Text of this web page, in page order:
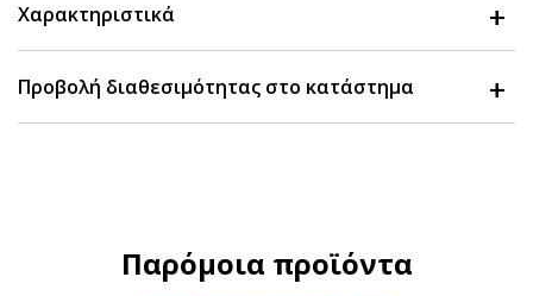
Χαρακτηριστικά
Προβολή διαθεσιμότητας στο κατάστημα
Παρόμοια προϊόντα